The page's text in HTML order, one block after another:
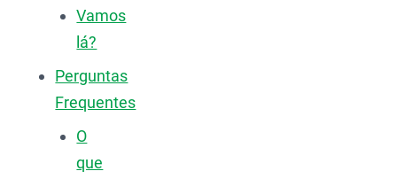
Vamos
lá?
Perguntas
Frequentes
O
que